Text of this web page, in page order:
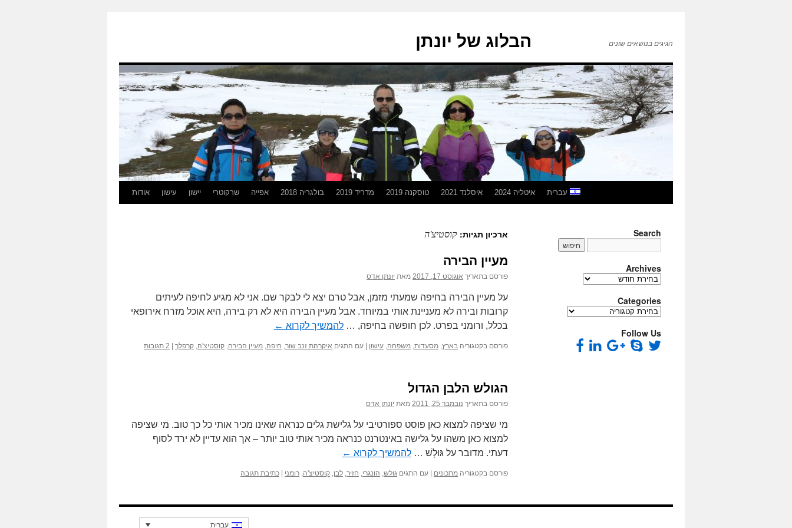
הבלוג של יונתן הגיגים בנושאים שונים
אודות עישון יישון שרקוטרי אפייה בולגריה 2018 מדריד 2019 טוסקנה 2019 איסלנד 2021 איטליה 2024 עברית
ארכיון תגיות: קוסטיצ'ה
מעיין הבירה
פורסם בתאריך אוגוסט 17, 2017 מאת יונתן אדס
על מעיין הבירה בחיפה שמעתי מזמן, אבל טרם יצא לי לבקר שם. אני לא מגיע לחיפה לעיתים
קרובות ובירה לא מעניינת אותי במיוחד. אבל מעיין הבירה היא לא רק בירה, היא אוכל מזרח אירופאי
בכלל, ורומני בפרט. לכן חופשה בחיפה, … להמשיך לקרוא ←
פורסם בקטגוריה בארץ, מסעדות, משפחה, עישון עם התגים איקרהת זנב שור, חיפה, מעיין הבירה, קוסטיצ'ה, קרפלך 2 תגובות
הגולש הלבן הגדול
פורסם בתאריך נובמבר 25, 2011 מאת יונתן אדס
מי שציפה למצוא כאן פוסט ספורטיבי על גלישת גלים כנראה שאינו מכיר אותי כל כך טוב. מי שציפה
למצוא כאן משהו על גלישה באינטרנט כנראה מכיר אותי טוב יותר – אך הוא עדיין לא ירד לסוף
דעתי. מדובר על גּוּלָשׁ … להמשיך לקרוא ←
פורסם בקטגוריה מתכונים עם התגים גולש, הונגרי, חזיר, לבן, קוסטיצ'ה, רומני כתיבת תגובה
Search
Archives
Archives
Categories
Categories
Follow Us
עברית